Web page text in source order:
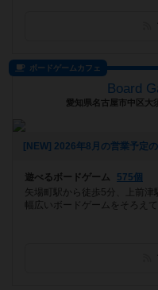
ボードゲームカフェ
Board
愛知県名古屋市中区大
[NEW] 2026年8月の営業予定
遊べるボードゲーム
575個
矢場町駅から徒歩5分、上前
幅広いボードゲームをそろえ